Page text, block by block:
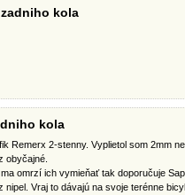
kola
kola
Remerx 2-stenny. Vyplietol som 2mm
obyčajné.
omrzí ich vymieňať tak doporučuje
nipel. Vraj to dávajú na svoje terénne